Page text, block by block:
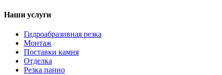
Наши услуги
Гидроабразивная резка
Монтаж
Поставки камня
Отделка
Резка панно